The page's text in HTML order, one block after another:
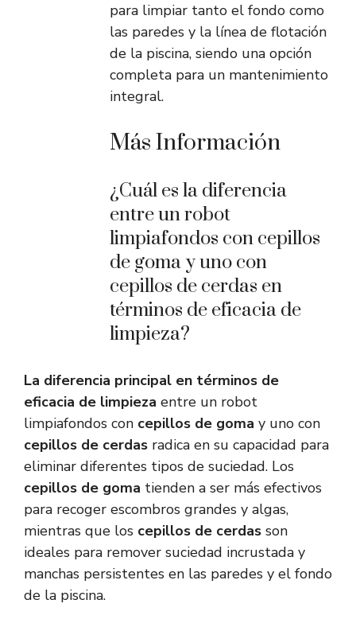
para limpiar tanto el fondo como
las paredes y la línea de flotación
de la piscina, siendo una opción
completa para un mantenimiento
integral.
Más Información
¿Cuál es la diferencia
entre un robot
limpiafondos con cepillos
de goma y uno con
cepillos de cerdas en
términos de eficacia de
limpieza?
La diferencia principal en términos de
eficacia de limpieza entre un robot
limpiafondos con cepillos de goma y uno con
cepillos de cerdas radica en su capacidad para
eliminar diferentes tipos de suciedad. Los
cepillos de goma tienden a ser más efectivos
para recoger escombros grandes y algas,
mientras que los cepillos de cerdas son
ideales para remover suciedad incrustada y
manchas persistentes en las paredes y el fondo
de la piscina.